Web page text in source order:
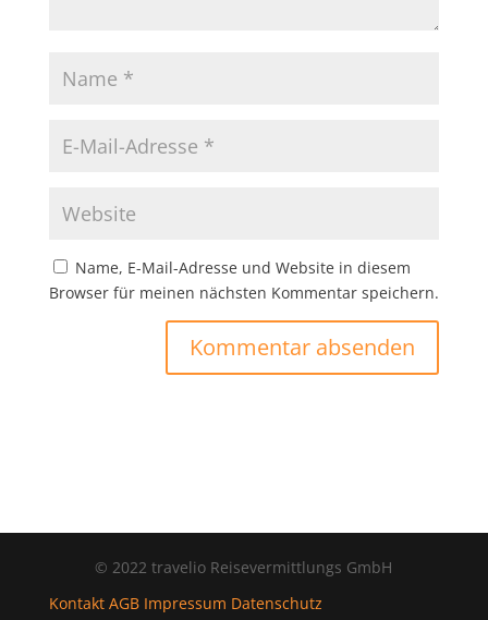
Name, E-Mail-Adresse und Website in diesem
Browser für meinen nächsten Kommentar speichern.
© 2022 travelio Reisevermittlungs GmbH
Kontakt AGB Impressum Datenschutz